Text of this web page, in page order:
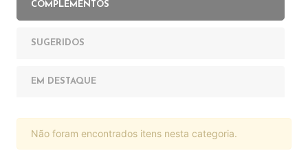
COMPLEMENTOS
SUGERIDOS
EM DESTAQUE
Não foram encontrados itens nesta categoria.